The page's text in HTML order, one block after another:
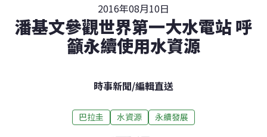
2016年08月10日
潘基文參觀世界第一大水電站 呼
籲永續使用水資源
時事新聞/編輯直送
巴拉圭 水資源 永續發展